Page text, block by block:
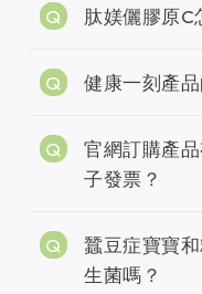
肽媄儷膠原C
健康一刻產
官網訂購產
子發票？
蠶豆症寶寶
生菌嗎？